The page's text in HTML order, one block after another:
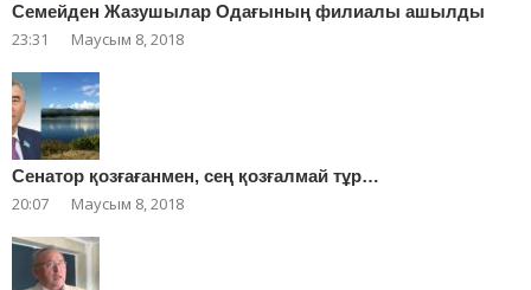
Cемейден Жазушылар Одағының филиалы ашылды
23:31 Маусым 8, 2018
Сенатор қозғағанмен, сең қозғалмай тұр…
20:07 Маусым 8, 2018